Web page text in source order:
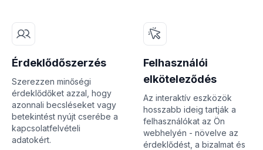
Érdeklődőszerzés
Szerezzen minőségi
érdeklődőket azzal, hogy
azonnali becsléseket vagy
betekintést nyújt cserébe a
kapcsolatfelvételi
adatokért.
Felhasználói
elköteleződés
Az interaktív eszközök
hosszabb ideig tartják a
felhasználókat az Ön
webhelyén - növelve az
érdeklődést, a bizalmat és